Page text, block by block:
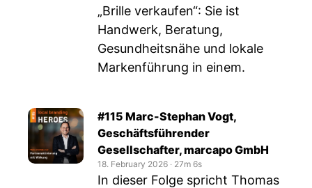
„Brille verkaufen“: Sie ist
Handwerk, Beratung,
Gesundheitsnähe und lokale
Markenführung in einem.
#115 Marc-Stephan Vogt,
Geschäftsführender
Gesellschafter, marcapo GmbH
18. February 2026 ‧ 27m 6s
In dieser Folge spricht Thomas